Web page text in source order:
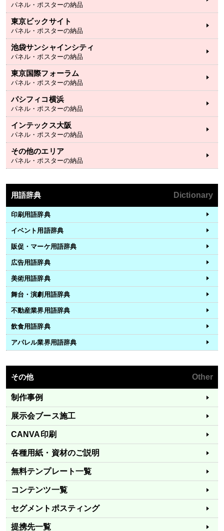
パネル・ポスターの納品
東京ビックサイト
パネル・ポスターの納品
池袋サンシャインシティ
パネル・ポスターの納品
東京国際フォーラム
パネル・ポスターの納品
パシフィコ横浜
パネル・ポスターの納品
インテックス大阪
パネル・ポスターの納品
その他のエリア
パネル・ポスターの納品
用語辞典 Dictionary
印刷用語辞典
イベント用語辞典
販促・マーケ用語辞典
広告用語辞典
美術用語辞典
舞台・演劇用語辞典
不動産業界用語辞典
飲食用語辞典
アパレル業界用語辞典
その他 Other
制作事例
展示会ブース施工
CANVA印刷
各種用紙・資材のご説明
無料テンプレート一覧
コンテンツ一覧
セグメントポスティング
提携先一覧